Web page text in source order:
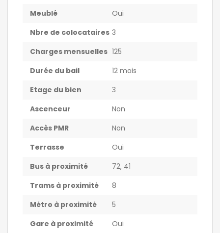
Meublé
Oui
Nbre de colocataires 3
Charges mensuelles 125
Durée du bail
12 mois
Etage du bien
3
Ascenceur
Non
Accès PMR
Non
Terrasse
Oui
Bus à proximité
72, 41
Trams à proximité
8
Métro à proximité
5
Gare à proximité
Oui